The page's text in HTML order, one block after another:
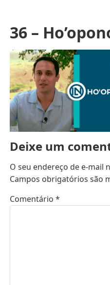
36 –
Deixe um
O seu endereço de e-mail
Campos obrigatórios são
Comentário *